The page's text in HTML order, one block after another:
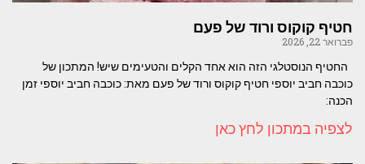
חטיף קוקוס ורוד של פעם
פברואר 22, 2026
החטיף הנוסטלגי הזה הוא אחד הקלים והטעימים שיש! המתכון של
כוכבה חביב יוספי חטיף קוקוס ורוד של פעם מאת: כוכבה חביב יוספי זמן
הכנה:
לצפיה במתכון לחץ כאן